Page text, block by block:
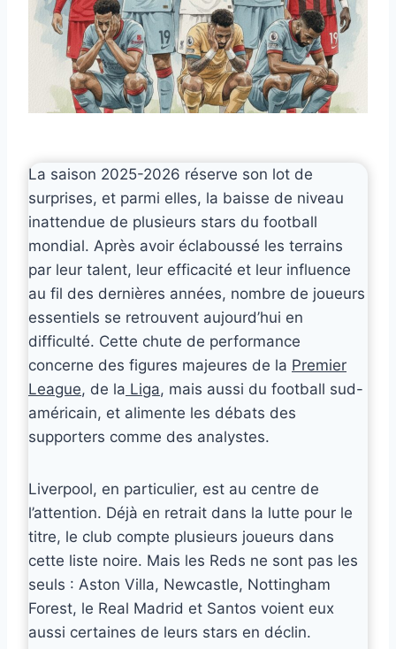
La saison 2025-2026 réserve son lot de
surprises, et parmi elles, la baisse de niveau
inattendue de plusieurs stars du football
mondial. Après avoir éclaboussé les terrains
par leur talent, leur efficacité et leur influence
au fil des dernières années, nombre de joueurs
essentiels se retrouvent aujourd’hui en
difficulté. Cette chute de performance
concerne des figures majeures de la Premier
League, de la Liga, mais aussi du football sud-
américain, et alimente les débats des
supporters comme des analystes.
Liverpool, en particulier, est au centre de
l’attention. Déjà en retrait dans la lutte pour le
titre, le club compte plusieurs joueurs dans
cette liste noire. Mais les Reds ne sont pas les
seuls : Aston Villa, Newcastle, Nottingham
Forest, le Real Madrid et Santos voient eux
aussi certaines de leurs stars en déclin.